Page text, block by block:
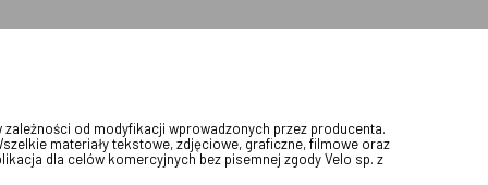
od modyfikacji wprowadzonych przez producenta.
materiały tekstowe, zdjęciowe, graficzne, filmowe oraz
dla celów komercyjnych bez pisemnej zgody Velo sp. z